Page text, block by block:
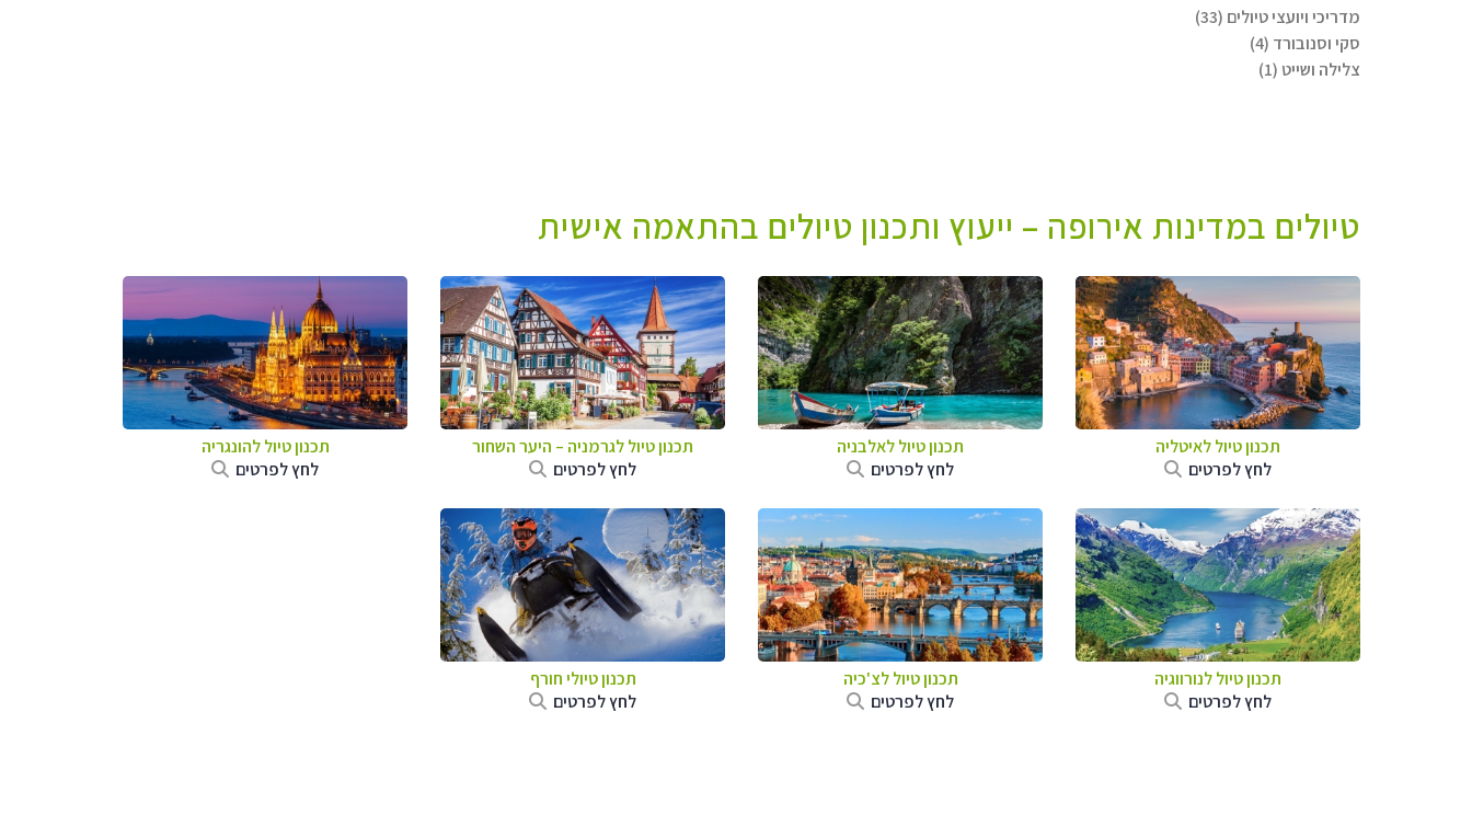
מדריכי ויועצי טיולים (33)
סקי וסנובורד (4)
צלילה ושייט (1)
טיולים במדינות אירופה – ייעוץ ותכנון טיולים בהתאמה אישית
תכנון טיול לאיטליה
לחץ לפרטים
תכנון טיול לאלבניה
לחץ לפרטים
תכנון טיול לגרמניה – היער השחור
לחץ לפרטים
תכנון טיול להונגריה
לחץ לפרטים
תכנון טיול לנורווגיה
לחץ לפרטים
תכנון טיול לצ'כיה
לחץ לפרטים
תכנון טיולי חורף
לחץ לפרטים